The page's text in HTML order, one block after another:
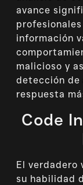
avance
información
malicioso y
detección de
respuesta
Code
El verdadero
su habilidad